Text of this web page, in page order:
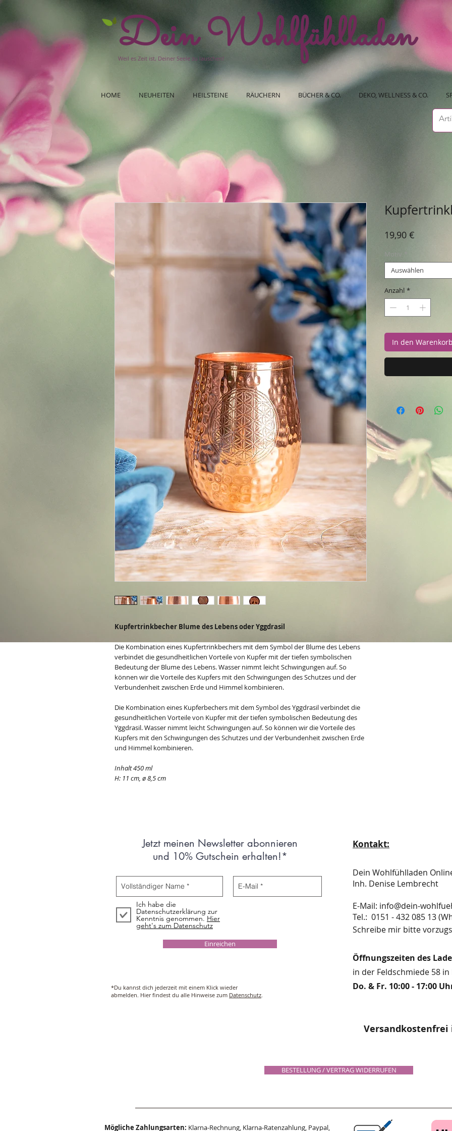
Dein Wohlfühlladen
Weil es Zeit ist, Deiner Seele zu lauschen!
HOME NEUHEITEN HEILSTEINE RÄUCHERN BÜCHER & CO. DEKO, WELLNESS & CO.
Kupfertrinkbecher Blume des Lebens oder Yggdrasil
Die Kombination eines Kupfertrinkbechers mit dem Symbol der Blume des Lebens
verbindet die gesundheitlichen Vorteile von Kupfer mit der tiefen symbolischen
Bedeutung der Blume des Lebens. Wasser nimmt leicht Schwingungen auf. So
können wir die Vorteile des Kupfers mit den Schwingungen des Schutzes und der
Verbundenheit zwischen Erde und Himmel kombinieren.
Die Kombination eines Kupferbechers mit dem Symbol des Yggdrasil verbindet die
gesundheitlichen Vorteile von Kupfer mit der tiefen symbolischen Bedeutung des
Yggdrasil. Wasser nimmt leicht Schwingungen auf. So können wir die Vorteile des
Kupfers mit den Schwingungen des Schutzes und der Verbundenheit zwischen Erde
und Himmel kombinieren.
Inhalt 450 ml
H: 11 cm, ø 8,5 cm
19,90 €
Motiv
Auswählen
Anzahl *
In den Warenkorb
Jetzt meinen Newsletter abonnieren
und 10% Gutschein erhalten!*
Ich habe die
Datenschutzerklärung zur
Kenntnis genommen. Hier
geht's zum Datenschutz
Einreichen
*Du kannst dich jederzeit mit einem Klick wieder
abmelden. Hier findest du alle Hinweise zum Datenschutz.
Kontakt:
Dein Wohlfühlladen
Inh. Denise Lembrecht
E-Mail: info@dein-
​​​​​​​​​​​​​​​​​​​​Tel.: 0151 - 432 085 13
Schreibe mir bitte
Öffnungszeiten des
in der Feldschmiede 58 in
Do. & Fr. 10:00 - 17:00
BESTELLUNG / VERTRAG WIDERRUFEN
Mögliche Zahlungsarten: Klarna-Rechnung, Klarna-Ratenzahlung, Paypal,